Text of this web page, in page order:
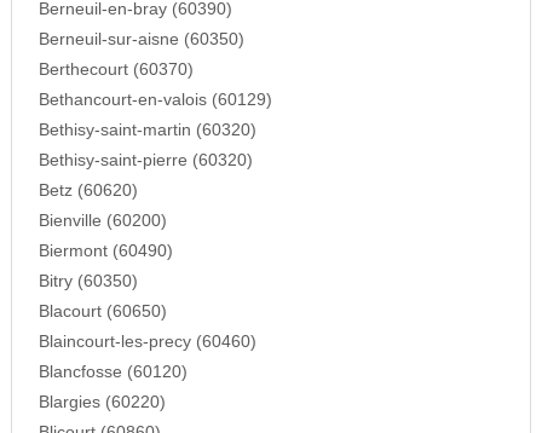
Berneuil-en-bray (60390)
Berneuil-sur-aisne (60350)
Berthecourt (60370)
Bethancourt-en-valois (60129)
Bethisy-saint-martin (60320)
Bethisy-saint-pierre (60320)
Betz (60620)
Bienville (60200)
Biermont (60490)
Bitry (60350)
Blacourt (60650)
Blaincourt-les-precy (60460)
Blancfosse (60120)
Blargies (60220)